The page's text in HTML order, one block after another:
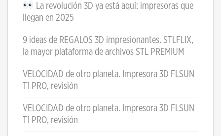
La revolución 3D ya está aquí: impresoras que
llegan en 2025
9 ideas de REGALOS 3D impresionantes. STLFLIX,
la mayor plataforma de archivos STL PREMIUM
VELOCIDAD de otro planeta. Impresora 3D FLSUN
T1 PRO, revisión
VELOCIDAD de otro planeta. Impresora 3D FLSUN
T1 PRO, revisión